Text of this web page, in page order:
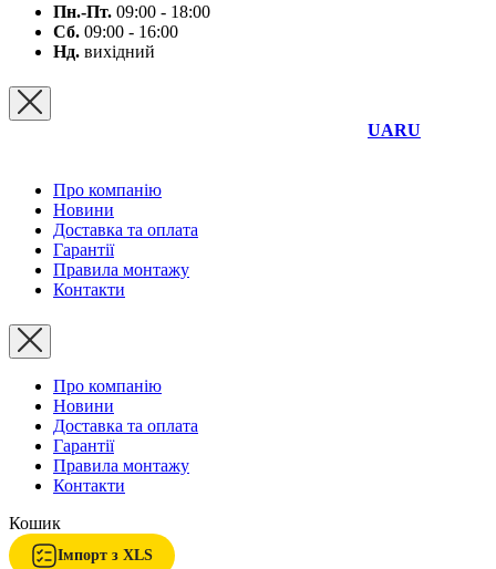
Пн.-Пт. 09:00 - 18:00
Сб. 09:00 - 16:00
Нд. вихідний
RU
UA
Про компанію
Новини
Доставка та оплата
Гарантії
Правила монтажу
Контакти
Про компанію
Новини
Доставка та оплата
Гарантії
Правила монтажу
Контакти
Кошик
Імпорт з XLS